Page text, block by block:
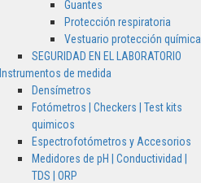
Guantes
Protección respiratoria
Vestuario protección química
SEGURIDAD EN EL LABORATORIO
Instrumentos de medida
Densímetros
Fotómetros | Checkers | Test kits
quimicos
Espectrofotómetros y Accesorios
Medidores de pH | Conductividad |
TDS | ORP